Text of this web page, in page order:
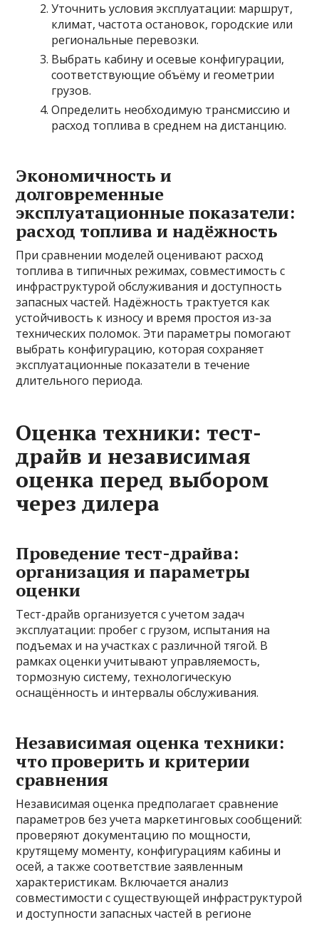
Уточнить условия эксплуатации: маршрут,
климат, частота остановок, городские или
региональные перевозки.
Выбрать кабину и осевые конфигурации,
соответствующие объёму и геометрии
грузов.
Определить необходимую трансмиссию и
расход топлива в среднем на дистанцию.
Экономичность и
долговременные
эксплуатационные показатели:
расход топлива и надёжность
При сравнении моделей оценивают расход
топлива в типичных режимах, совместимость с
инфраструктурой обслуживания и доступность
запасных частей. Надёжность трактуется как
устойчивость к износу и время простоя из-за
технических поломок. Эти параметры помогают
выбрать конфигурацию, которая сохраняет
эксплуатационные показатели в течение
длительного периода.
Оценка техники: тест-
драйв и независимая
оценка перед выбором
через дилера
Проведение тест-драйва:
организация и параметры
оценки
Тест-драйв организуется с учетом задач
эксплуатации: пробег с грузом, испытания на
подъемах и на участках с различной тягой. В
рамках оценки учитывают управляемость,
тормозную систему, технологическую
оснащённость и интервалы обслуживания.
Независимая оценка техники:
что проверить и критерии
сравнения
Независимая оценка предполагает сравнение
параметров без учета маркетинговых сообщений:
проверяют документацию по мощности,
крутящему моменту, конфигурациям кабины и
осей, а также соответствие заявленным
характеристикам. Включается анализ
совместимости с существующей инфраструктурой
и доступности запасных частей в регионе